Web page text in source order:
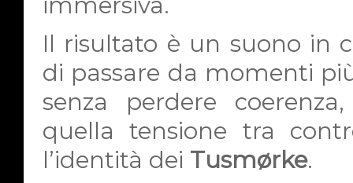
Il risultato è un suono in
di passare da momenti
senza perdere
quella tensione tra
l’identità dei Tusmørke.